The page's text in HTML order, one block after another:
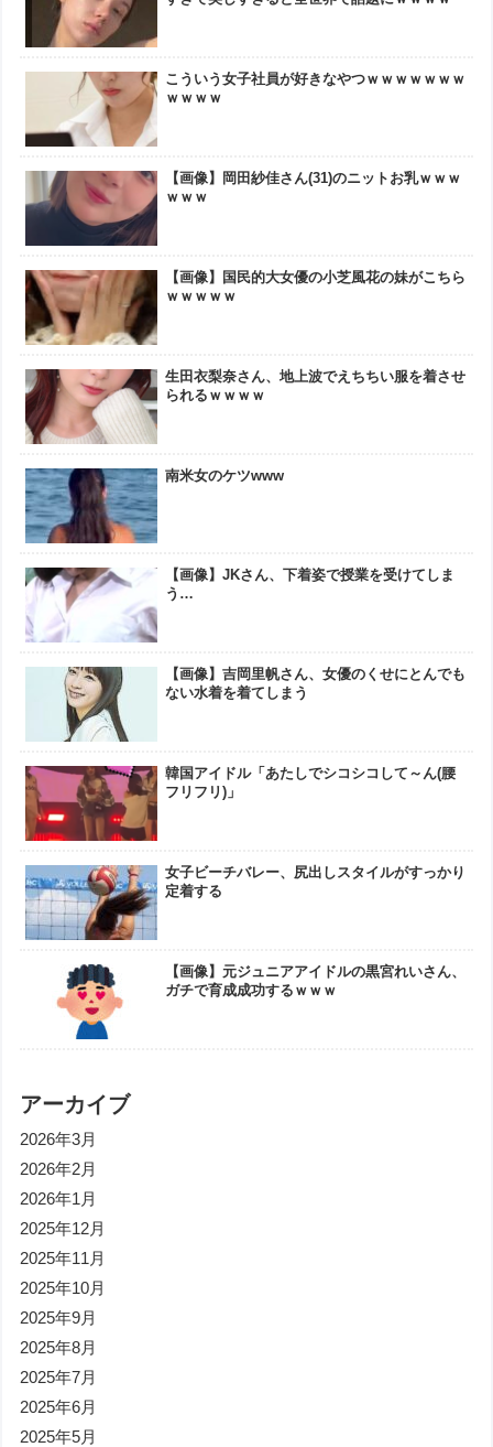
こういう女子社員が好きなやつｗｗｗｗｗｗｗ
ｗｗｗｗ
【画像】岡田紗佳さん(31)のニットお乳ｗｗｗ
ｗｗｗ
【画像】国民的大女優の小芝風花の妹がこちら
ｗｗｗｗｗ
生田衣梨奈さん、地上波でえちちい服を着させ
られるｗｗｗｗ
南米女のケツwww
【画像】JKさん、下着姿で授業を受けてしま
う…
【画像】吉岡里帆さん、女優のくせにとんでも
ない水着を着てしまう
韓国アイドル「あたしでシコシコして～ん(腰
フリフリ)」
女子ビーチバレー、尻出しスタイルがすっかり
定着する
【画像】元ジュニアアイドルの黒宮れいさん、
ガチで育成成功するｗｗｗ
アーカイブ
2026年3月
2026年2月
2026年1月
2025年12月
2025年11月
2025年10月
2025年9月
2025年8月
2025年7月
2025年6月
2025年5月